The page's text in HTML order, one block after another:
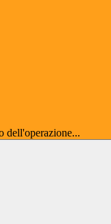
dell'operazione...